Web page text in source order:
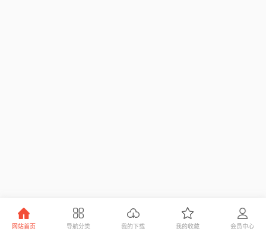
网站首页 导航分类 我的下载 我的收藏 会员中心